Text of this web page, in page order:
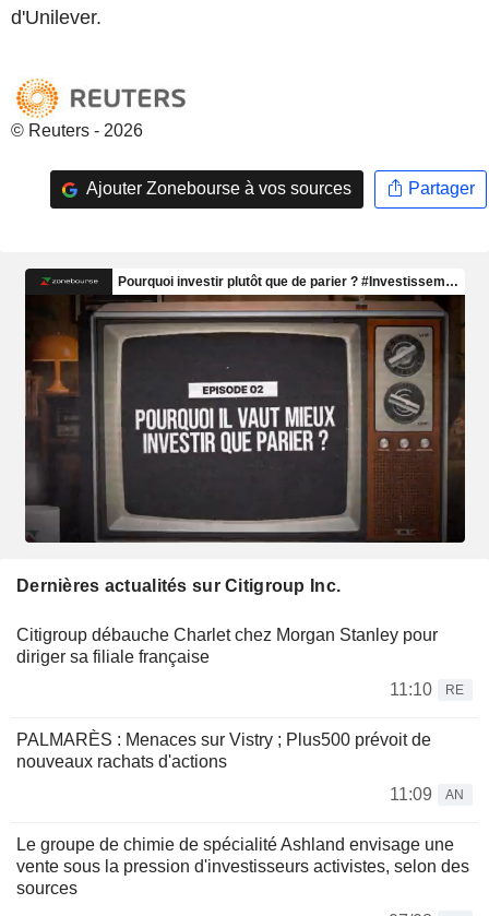
d'Unilever.
© Reuters - 2026
Ajouter Zonebourse à vos sources Partager
Dernières actualités sur Citigroup Inc.
Citigroup débauche Charlet chez Morgan Stanley pour
diriger sa filiale française
11:10
RE
PALMARÈS : Menaces sur Vistry ; Plus500 prévoit de
nouveaux rachats d'actions
11:09
AN
Le groupe de chimie de spécialité Ashland envisage une
vente sous la pression d'investisseurs activistes, selon des
sources